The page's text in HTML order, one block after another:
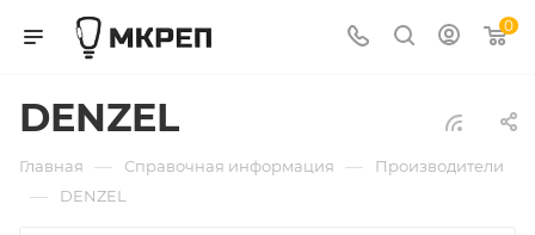
0
DENZEL
Главная — Справочная информация — Производители
— DENZEL